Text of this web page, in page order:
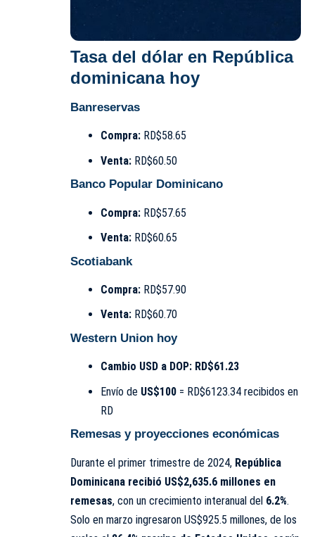
Tasa del dólar en República
dominicana hoy
Banreservas
Compra:RD$58.65
Venta:RD$60.50
Banco Popular Dominicano
Compra:RD$57.65
Venta:RD$60.65
Scotiabank
Compra:RD$57.90
Venta:RD$60.70
Western Union hoy
Cambio USD a DOP: RD$61.23
Envío de US$100= RD$6123.34 recibidos en
RD
Remesas y proyecciones económicas
Durante el primer trimestre de 2024, República
Dominicana recibió US$2,635.6 millones en
remesas, con un crecimiento interanual del 6.2%.
Solo en marzo ingresaron US$925.5 millones, de los